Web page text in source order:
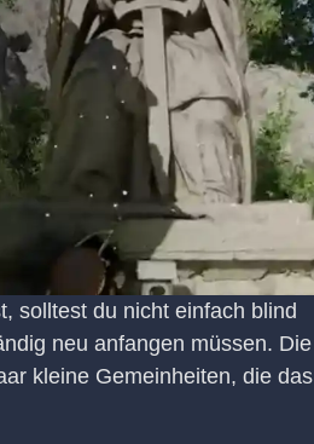
solltest du nicht einfach blind
neu anfangen müssen. Die
kleine Gemeinheiten, die das